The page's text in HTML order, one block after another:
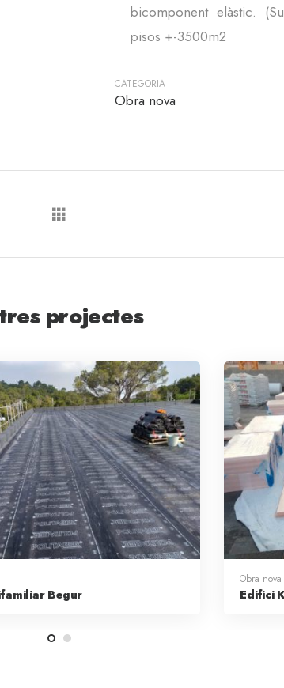
bicomponent elàstic.
pisos +-3500m2
CATEGORIA
Obra nova
projectes
Begur
Obra nova
Edifici